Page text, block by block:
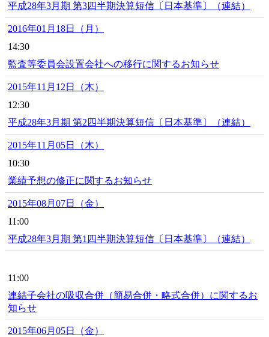
平成28年3月期 第3四半期決算短信〔日本基準〕（連結）
2016年01月18日（月）
14:30
監査等委員会設置会社への移行に関するお知らせ
2015年11月12日（木）
12:30
平成28年3月期 第2四半期決算短信〔日本基準〕（連結）
2015年11月05日（木）
10:30
業績予想の修正に関するお知らせ
2015年08月07日（金）
11:00
平成28年3月期 第1四半期決算短信〔日本基準〕（連結）
11:00
連結子会社の吸収合併（簡易合併・略式合併）に関するお
知らせ
2015年06月05日（金）